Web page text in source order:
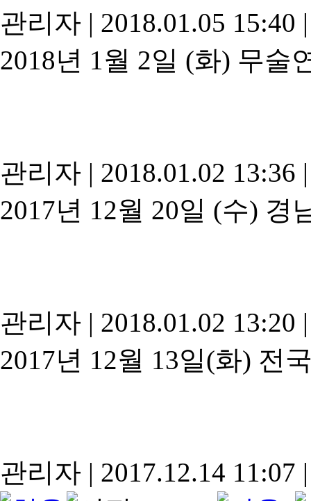
관리자 | 2018.01.05 15:40 |
2018년 1월 2일 (화) 무술
관리자 | 2018.01.02 13:36 |
2017년 12월 20일 (수) 경
관리자 | 2018.01.02 13:20 |
2017년 12월 13일(화) 전
관리자 | 2017.12.14 11:07 |